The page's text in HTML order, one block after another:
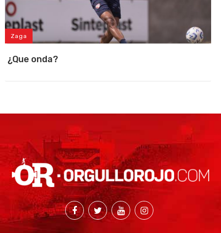
Zaga
¿Que onda?